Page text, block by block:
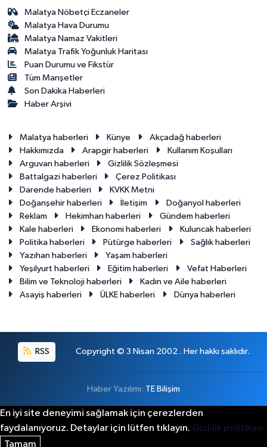
Malatya Nöbetçi Eczaneler
Malatya Hava Durumu
Malatya Namaz Vakitleri
Malatya Trafik Yoğunluk Haritası
Puan Durumu ve Fikstür
Tüm Manşetler
Son Dakika Haberleri
Haber Arşivi
Malatya haberleri Künye
Akçadağ haberleri
Hakkımızda
Arapgir haberleri
Kullanım Koşulları
Arguvan haberleri
Gizlilik Sözleşmesi
Battalgazi haberleri
Çerez Politikası
Darende haberleri
KVKK Metni
Doğanşehir haberleri
İletişim
Doğanyol haberleri
Reklam
Hekimhan haberleri
Gündem haberleri
Kale haberleri
Ekonomi haberleri
Kuluncak haberleri
Politika haberleri
Pütürge haberleri
Sağlık haberleri
Yazıhan haberleri
Yaşam haberleri
Yeşilyurt haberleri
Eğitim haberleri
Vefat Haberleri
Bilim ve Teknoloji haberleri
Kadın ve Aile haberleri
Asayiş haberleri
ÜLKE haberleri Dünya haberleri
RSS Copyright © 3 Nisan 2002 . Her hakkı saklıdır.
Haber Yazılımı: TE Bilişim
En iyi site deneyimi sağlamak için çerezlerden
faydalanıyoruz. Detaylar için lütfen tıklayın. Gizlilik politikası
Tamam